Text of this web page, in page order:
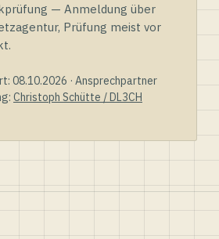
— Anmeldung über
Prüfung meist vor
08.10.2026 · Ansprechpartner
Christoph Schütte / DL3CH